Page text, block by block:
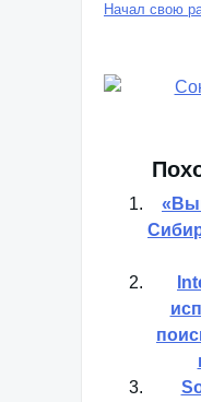
Начал свою